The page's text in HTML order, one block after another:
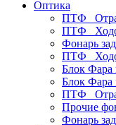
Оптика
ПТФ_
ПТФ_
Фонарь
ПТФ_
Блок Фара
Блок Фара
ПТФ_
Прочие
Фонарь